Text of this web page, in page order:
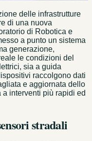
delle infrastrutture
di una nuova
di Robotica e
a punto un sistema
generazione,
le condizioni del
sia a guida
raccolgono dati
e aggiornata dello
interventi più rapidi ed
stradali